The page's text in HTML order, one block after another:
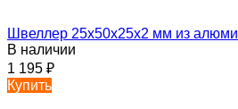
Швеллер 25х50х25х2 мм из
В наличии
1 195 ₽
Купить